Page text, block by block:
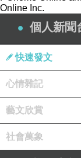
8歲11個月又
Online Inc.
個人新聞
快速發文
心情雜記
藝文欣賞
社會萬象